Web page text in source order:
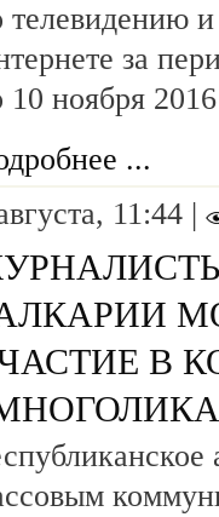
телевидению
за
10 ноября
...
11:44 |
В